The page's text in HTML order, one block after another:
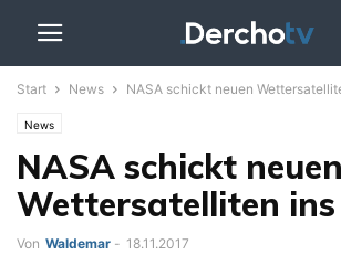
Start News NASA schickt neuen
News
NASA schickt neuen
Wettersatelliten
Von Waldemar - 18.11.2017